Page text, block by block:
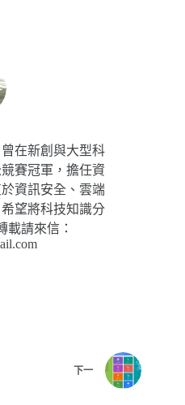
在新創與大型科
賽冠軍，擔任資
資訊安全、雲端
望將科技知識分
載請來信：
下一